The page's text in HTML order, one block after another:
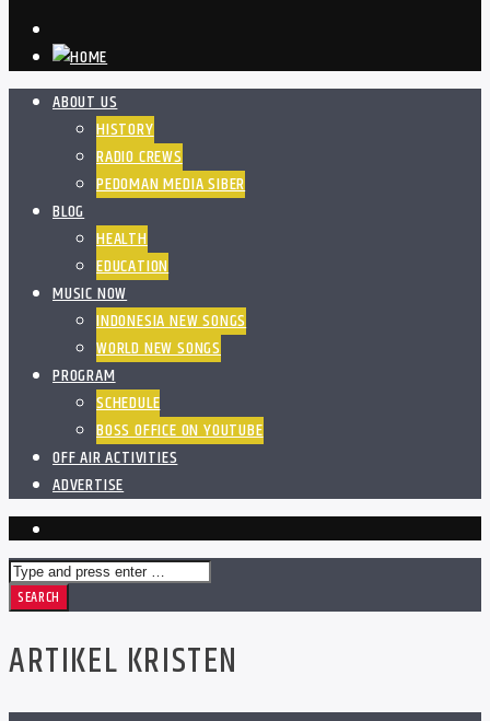
ABOUT US
HISTORY
RADIO CREWS
PEDOMAN MEDIA SIBER
BLOG
HEALTH
EDUCATION
MUSIC NOW
INDONESIA NEW SONGS
WORLD NEW SONGS
PROGRAM
SCHEDULE
BOSS OFFICE ON YOUTUBE
OFF AIR ACTIVITIES
ADVERTISE
ARTIKEL KRISTEN